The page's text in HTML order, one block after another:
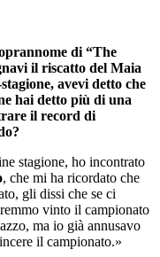
di “The
il riscatto del Maia
avevi detto che
hai detto più di una
il record di
stagione, ho incontrato
, che mi ha ricordato che
gli dissi che se ci
vinto il campionato
ma io già annusavo
il campionato.»